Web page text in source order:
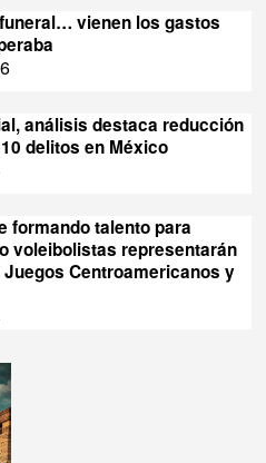
vienen los gastos
análisis destaca reducción
delitos en México
formando talento para
voleibolistas representarán
Centroamericanos y